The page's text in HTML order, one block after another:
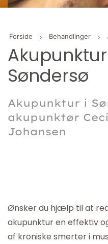
Forside Behandlinger
Søndersø
Akupunktur i
akupunktør
Johansen
Ønsker du hjælp til at
akupunktur en effektiv
af kroniske smerter i